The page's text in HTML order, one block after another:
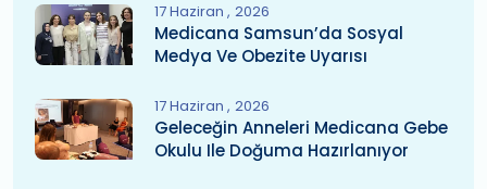
17 Haziran 2026
Medicana Samsun’da Sosyal
Medya Ve Obezite Uyarısı
17 Haziran 2026
Geleceğin Anneleri Medicana Gebe
Okulu Ile Doğuma Hazırlanıyor